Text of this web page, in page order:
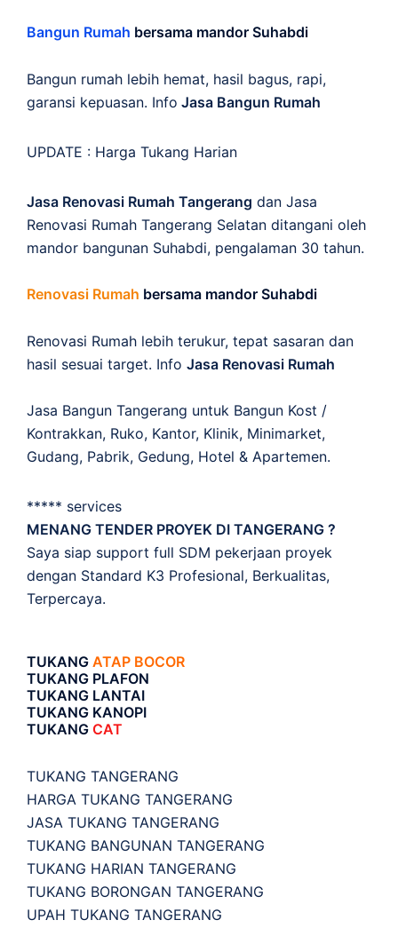
Bangun Rumah bersama mandor Suhabdi
Bangun rumah lebih hemat, hasil bagus, rapi,
garansi kepuasan. Info Jasa Bangun Rumah
UPDATE : Harga Tukang Harian
Jasa Renovasi Rumah Tangerang dan Jasa
Renovasi Rumah Tangerang Selatan ditangani oleh
mandor bangunan Suhabdi, pengalaman 30 tahun.
Renovasi Rumah bersama mandor Suhabdi
Renovasi Rumah lebih terukur, tepat sasaran dan
hasil sesuai target. Info Jasa Renovasi Rumah
Jasa Bangun Tangerang untuk Bangun Kost /
Kontrakkan, Ruko, Kantor, Klinik, Minimarket,
Gudang, Pabrik, Gedung, Hotel & Apartemen.
***** services
MENANG TENDER PROYEK DI TANGERANG ?
Saya siap support full SDM pekerjaan proyek
dengan Standard K3 Profesional, Berkualitas,
Terpercaya.
TUKANG ATAP BOCOR
TUKANG PLAFON
TUKANG LANTAI
TUKANG KANOPI
TUKANG CAT
TUKANG TANGERANG
HARGA TUKANG TANGERANG
JASA TUKANG TANGERANG
TUKANG BANGUNAN TANGERANG
TUKANG HARIAN TANGERANG
TUKANG BORONGAN TANGERANG
UPAH TUKANG TANGERANG